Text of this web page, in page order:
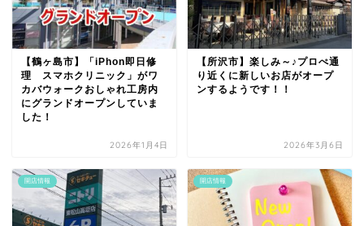
【鶴ヶ島市】「iPhon即日修
理 スマホクリニック」がワ
カバウォークおしゃれ工房内
にグランドオープンしていま
した！
2026年1月4日
【所沢市】楽しみ～♪プロぺ通
り近くに新しいお店がオープ
ンするようです！！
2026年3月6日
開店情報 開店情報